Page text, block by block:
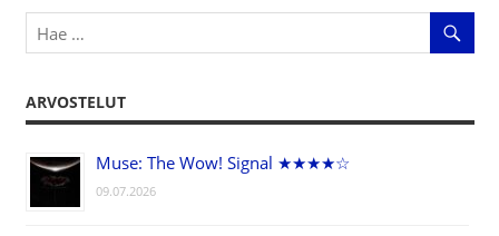
ARVOSTELUT
Muse: The Wow! Signal ★★★★☆
09.07.2026